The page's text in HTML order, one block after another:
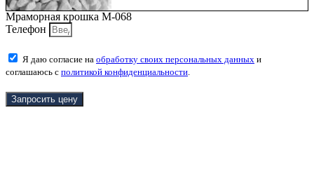
Мраморная крошка М-068
Телефон
Я даю согласие на обработку своих персональных данных и
соглашаюсь с политикой конфиденциальности
Запросить цену